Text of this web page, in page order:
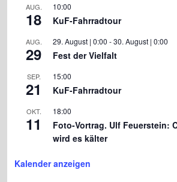
AUG.
18
10:00
KuF-Fahrradtour
AUG.
29
29. August | 0:00 -30. August | 0:00
Fest der Vielfalt
SEP.
21
15:00
KuF-Fahrradtour
OKT.
11
18:00
Foto-Vortrag. Ulf Feuerstein:
wird es kälter
Kalender anzeigen